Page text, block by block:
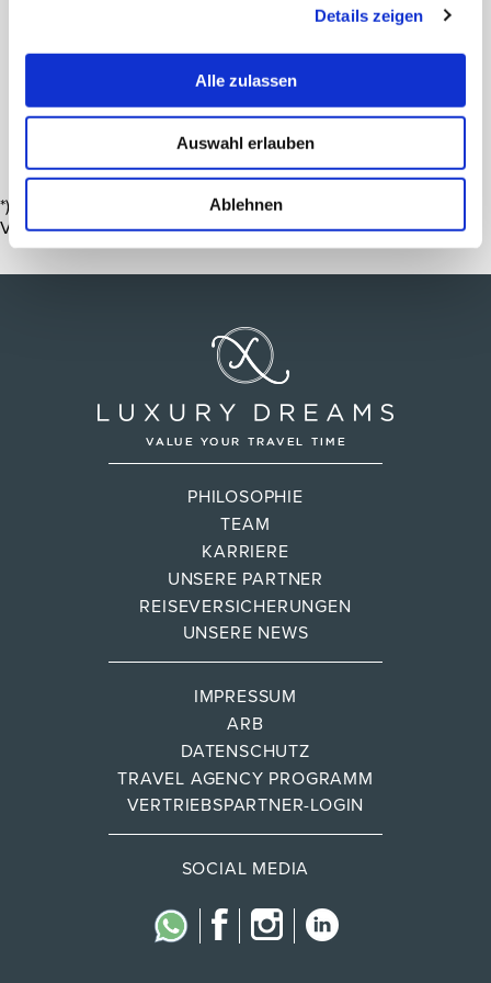
Details zeigen
Alle zulassen
Auswahl erlauben
Ablehnen
INDIVIDUELLE ANFRAGE
Auf die Wunschliste
*) Die angebotenen Preise/Zimmerkategorien gelten je nach
Verfügbarkeit.
PHILOSOPHIE
TEAM
KARRIERE
UNSERE PARTNER
REISEVERSICHERUNGEN
UNSERE NEWS
IMPRESSUM
ARB
DATENSCHUTZ
TRAVEL AGENCY PROGRAMM
VERTRIEBSPARTNER-LOGIN
SOCIAL MEDIA